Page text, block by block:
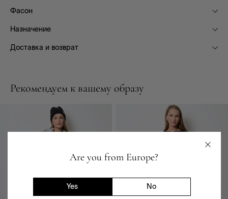
Are you from Europe?
Yes No
Фасон
Назначение
Доставка и возврат
Рекомендуем к вашему образу